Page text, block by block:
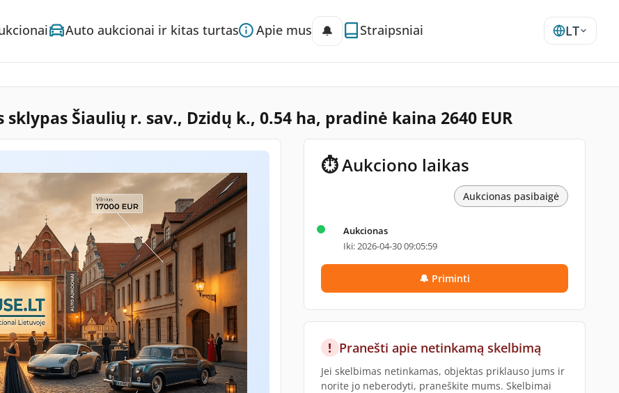
Auto aukcionai ir kitas turtas Apie mus 🔔 Straipsniai LT
Šiaulių r. sav., Dzidų k., 0.54 ha, pradinė kaina 2640 EUR
⏱ Aukciono laikas
Aukcionas pasibaigė
Aukcionas
Iki: 2026-04-30 09:05:59
🔔 Priminti
! Pranešti apie netinkamą skelbimą
Jei skelbimas netinkamas, objektas priklauso jums ir
norite jo neberodyti, praneškite mums. Skelbimai